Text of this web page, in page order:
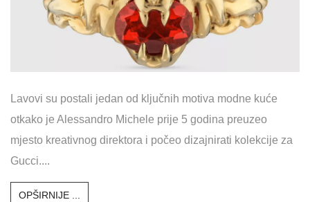
Lavovi su postali jedan od ključnih motiva modne kuće
otkako je Alessandro Michele prije 5 godina preuzeo
mjesto kreativnog direktora i počeo dizajnirati kolekcije za
Gucci....
OPŠIRNIJE ...